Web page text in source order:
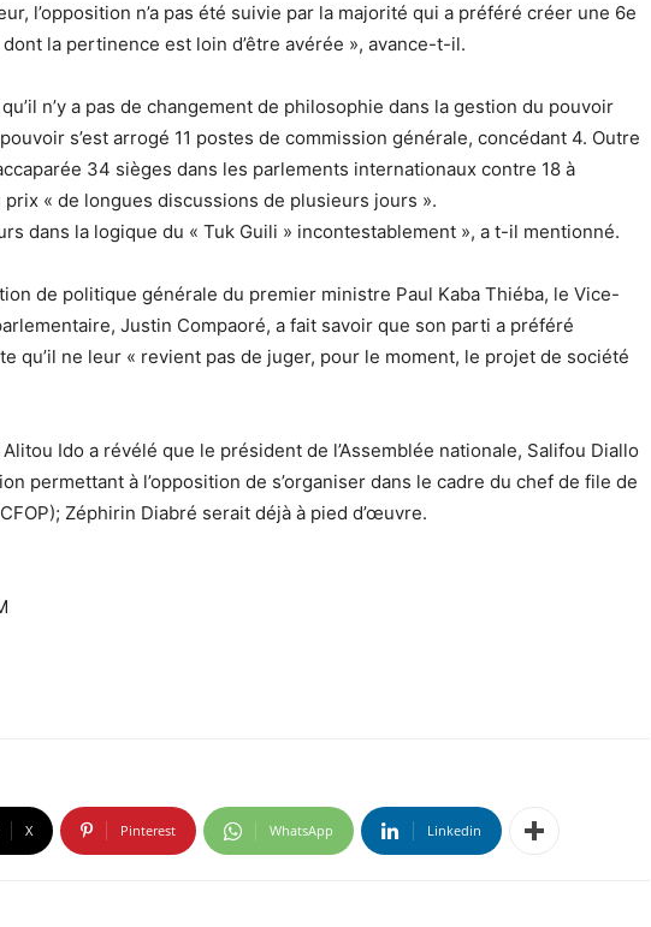
l’opposition n’a pas été suivie par la majorité qui a préféré créer une 6e
la pertinence est loin d’être avérée », avance-t-il.
n’y a pas de changement de philosophie dans la gestion du pouvoir
pouvoir s’est arrogé 11 postes de commission générale, concédant 4. Outre
34 sièges dans les parlements internationaux contre 18 à
prix « de longues discussions de plusieurs jours ».
dans la logique du « Tuk Guili » incontestablement », a t-il mentionné.
de politique générale du premier ministre Paul Kaba Thiéba, le Vice-
Justin Compaoré, a fait savoir que son parti a préféré
qu’il ne leur « revient pas de juger, pour le moment, le projet de société
Ido a révélé que le président de l’Assemblée nationale, Salifou Diallo
permettant à l’opposition de s’organiser dans le cadre du chef de file de
Zéphirin Diabré serait déjà à pied d’œuvre.
X Pinterest WhatsApp Linkedin